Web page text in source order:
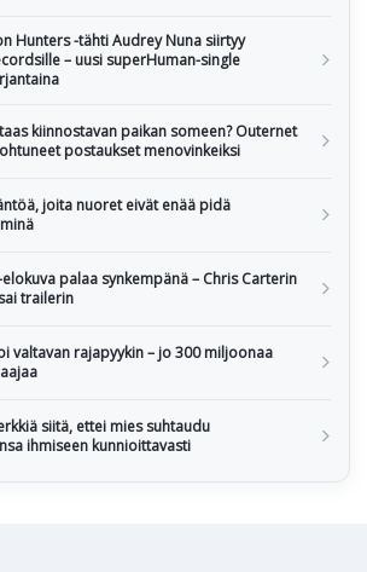
Hunters -tähti Audrey Nuna siirtyy
– uusi superHuman-single
kiinnostavan paikan someen? Outernet
postaukset menovinkeiksi
joita nuoret eivät enää pidä
elokuva palaa synkempänä – Chris Carterin
trailerin
valtavan rajapyykin – jo 300 miljoonaa
siitä, ettei mies suhtaudu
ihmiseen kunnioittavasti